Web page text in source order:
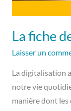
La fiche
Laisser un
La digitalisation
notre vie
manière dont